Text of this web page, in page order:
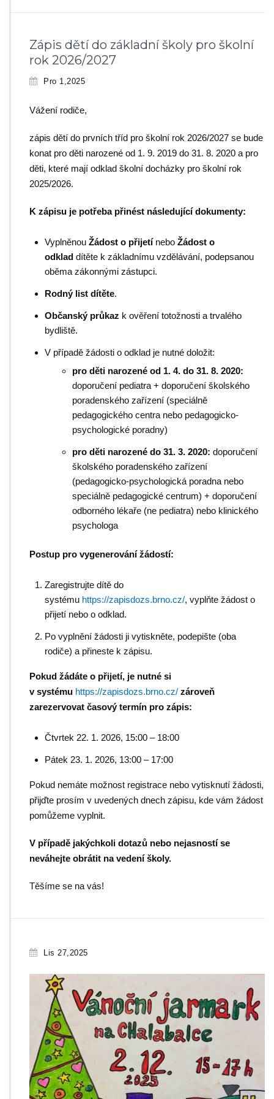
Zápis dětí do základní školy pro školní
rok 2026/2027
Pro 1,2025
Vážení rodiče,
zápis dětí do prvních tříd pro školní rok 2026/2027 se bude
konat pro děti narozené od 1. 9. 2019 do 31. 8. 2020 a pro
děti, které mají odklad školní docházky pro školní rok
2025/2026.
K zápisu je potřeba přinést následující dokumenty:
Vyplněnou Žádost o přijetínebo Žádost o
odklad dítěte k základnímu vzdělávání, podepsanou
oběma zákonnými zástupci.
Rodný list dítěte.
Občanský průkaz k ověření totožnosti a trvalého
bydliště.
V případě žádosti o odklad je nutné doložit:
pro děti narozené od 1. 4. do 31. 8. 2020:
doporučení pediatra + doporučení školského
poradenského zařízení (speciálně
pedagogického centra nebo pedagogicko-
psychologické poradny)
pro děti narozené do 31. 3. 2020: doporučení
školského poradenského zařízení
(pedagogicko-psychologická poradna nebo
speciálně pedagogické centrum) + doporučení
odborného lékaře (ne pediatra) nebo klinického
psychologa
Postup pro vygenerování žádostí:
Zaregistrujte dítě do
systému https://zapisdozs.brno.cz/, vyplňte žádost o
přijetí nebo o odklad.
Po vyplnění žádosti ji vytiskněte, podepište (oba
rodiče) a přineste k zápisu.
Pokud žádáte o přijetí, je nutné si
vsystému https://zapisdozs.brno.cz/ zároveň
zarezervovat časový termín pro zápis:
Čtvrtek 22. 1. 2026, 15:00 – 18:00
Pátek 23. 1. 2026, 13:00 – 17:00
Pokud nemáte možnost registrace nebo vytisknutí žádosti,
přijďte prosím v uvedených dnech zápisu, kde vám žádost
pomůžeme vyplnit.
V případě jakýchkoli dotazů nebo nejasností se
neváhejte obrátit na vedení školy.
Těšíme se na vás!
Lis 27,2025